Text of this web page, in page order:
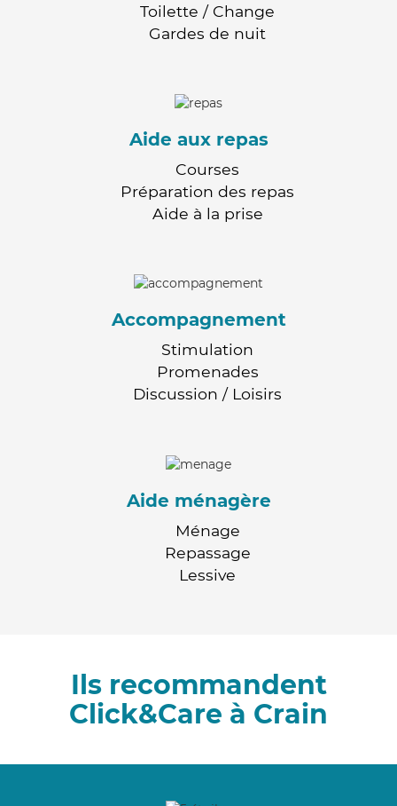
Toilette / Change
Gardes de nuit
Aide aux repas
Courses
Préparation des repas
Aide à la prise
Accompagnement
Stimulation
Promenades
Discussion / Loisirs
Aide ménagère
Ménage
Repassage
Lessive
Ils recommandent
Click&Care à Crain